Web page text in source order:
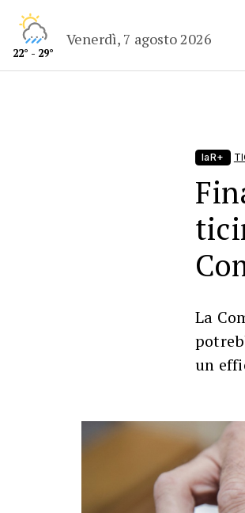
22° - 29°
Venerdì, 7 agosto 2026
laR+
La
un